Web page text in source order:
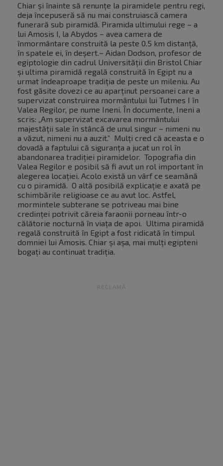
Chiar și înainte să renunțe la piramidele pentru regi,
deja începuseră să nu mai construiască camera
funerară sub piramidă. Piramida ultimului rege – a
lui Amosis I, la Abydos – avea camera de
înmormântare construită la peste 0.5 km distanță,
în spatele ei, în deșert.– Aidan Dodson, profesor de
egiptologie din cadrul Universității din Bristol Chiar
și ultima piramidă regală construită în Egipt nu a
urmat îndeaproape tradiția de peste un mileniu. Au
fost găsite dovezi ce au aparținut persoanei care a
supervizat construirea mormântului lui Tutmes I în
Valea Regilor, pe nume Ineni. În documente, Ineni a
scris: „Am supervizat excavarea mormântului
majestății sale în stâncă de unul singur – nimeni nu
a văzut, nimeni nu a auzit.” Mulți cred că aceasta e o
dovadă a faptului că siguranța a jucat un rol în
abandonarea tradiției piramidelor. Topografia din
Valea Regilor e posibil să fi avut un rol important în
alegerea locației. Acolo există un vârf ce seamănă
cu o piramidă. O altă posibilă explicație e axată pe
schimbările religioase ce au avut loc. Astfel,
mormintele subterane se potriveau mai bine
credinței potrivit căreia faraonii porneau într-o
călătorie nocturnă în viața de apoi. Ultima piramidă
regală construită în Egipt a fost ridicată în timpul
domniei lui Amosis. Chiar și așa, mai mulți egipteni
bogați au continuat tradiția.
RECLAMĂ